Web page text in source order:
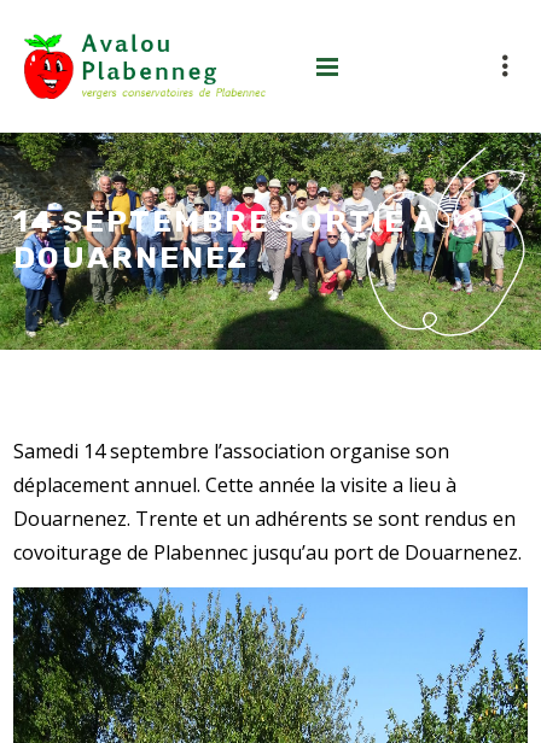
14 SEPTEMBRE SORTIE À
DOUARNENEZ
Samedi 14 septembre l’association organise son
déplacement annuel. Cette année la visite a lieu à
Douarnenez. Trente et un adhérents se sont rendus en
covoiturage de Plabennec jusqu’au port de Douarnenez.